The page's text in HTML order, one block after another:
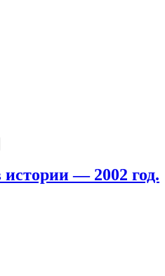
истории — 2002 год.